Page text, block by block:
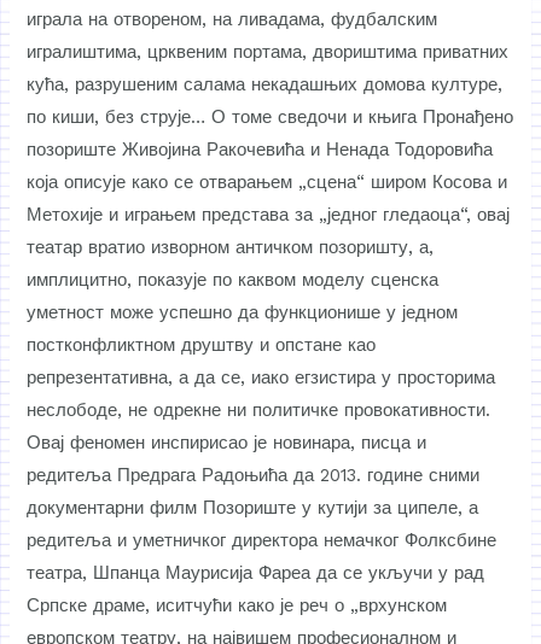
играла на отвореном, на ливадама, фудбалским
игралиштима, црквеним портама, двориштима приватних
кућа, разрушеним салама некадашњих домова културе,
по киши, без струје… О томе сведочи и књига Пронађено
позориште Живојина Ракочевића и Ненада Тодоровића
која описује како се отварањем „сцена“ широм Косова и
Метохије и играњем представа за „једног гледаоца“, овај
театар вратио изворном античком позоришту, а,
имплицитно, показује по каквом моделу сценска
уметност може успешно да функционише у једном
постконфликтном друштву и опстане као
репрезентативна, а да се, иако егзистира у просторима
неслободе, не одрекне ни политичке провокативности.
Овај феномен инспирисао је новинара, писца и
редитеља Предрага Радоњића да 2013. године сними
документарни филм Позориште у кутији за ципеле, а
редитеља и уметничког директора немачког Фолксбине
театра, Шпанца Маурисија Фареа да се укључи у рад
Српске драме, иситчући како је реч о „врхунском
европском театру, на највишем професионалном и